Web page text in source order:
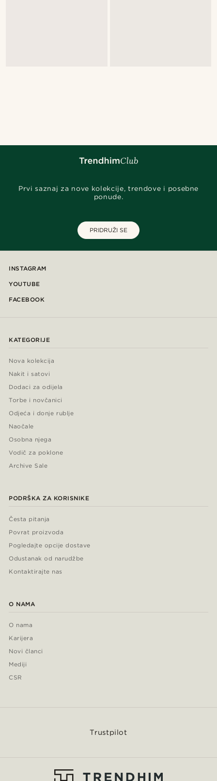
Prvi saznaj za nove kolekcije, trendove i posebne
ponude.
PRIDRUŽI SE
INSTAGRAM
YOUTUBE
FACEBOOK
KATEGORIJE
Nova kolekcija
Nakit i satovi
Dodaci za odijela
Torbe i novčanici
Odjeća i donje rublje
Naočale
Osobna njega
Vodič za poklone
Archive Sale
PODRŠKA ZA KORISNIKE
Česta pitanja
Povrat proizvoda
Pogledajte opcije dostave
Odustanak od narudžbe
Kontaktirajte nas
O NAMA
O nama
Karijera
Novi članci
Mediji
CSR
Trustpilot